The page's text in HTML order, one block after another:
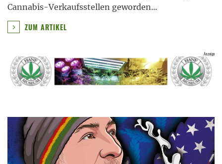
Cannabis-Verkaufsstellen geworden...
ZUM ARTIKEL